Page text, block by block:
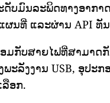
ບມົນລະພິດທາງອາກາ
ຜນທີ່ ແລະຜ່ານ API ທັ
ມກັບສາຍໄຟທີ່ສາມາດ
ະລັງງານ USB, ອຸປະກ
ລືອກ.